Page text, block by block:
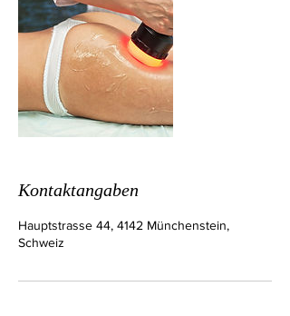
Kontaktangaben
Hauptstrasse 44, 4142 Münchenstein,
Schweiz